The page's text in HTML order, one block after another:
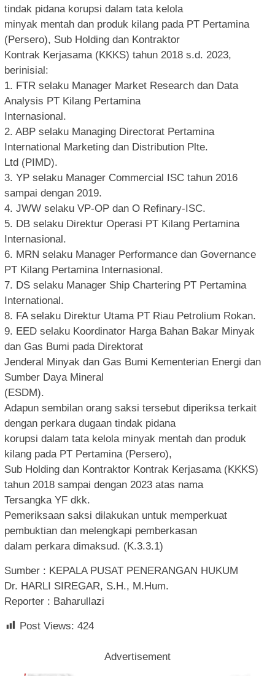
tindak pidana korupsi dalam tata kelola
minyak mentah dan produk kilang pada PT Pertamina
(Persero), Sub Holding dan Kontraktor
Kontrak Kerjasama (KKKS) tahun 2018 s.d. 2023,
berinisial:
1. FTR selaku Manager Market Research dan Data
Analysis PT Kilang Pertamina
Internasional.
2. ABP selaku Managing Directorat Pertamina
International Marketing dan Distribution Plte.
Ltd (PIMD).
3. YP selaku Manager Commercial ISC tahun 2016
sampai dengan 2019.
4. JWW selaku VP-OP dan O Refinary-ISC.
5. DB selaku Direktur Operasi PT Kilang Pertamina
Internasional.
6. MRN selaku Manager Performance dan Governance
PT Kilang Pertamina Internasional.
7. DS selaku Manager Ship Chartering PT Pertamina
International.
8. FA selaku Direktur Utama PT Riau Petrolium Rokan.
9. EED selaku Koordinator Harga Bahan Bakar Minyak
dan Gas Bumi pada Direktorat
Jenderal Minyak dan Gas Bumi Kementerian Energi dan
Sumber Daya Mineral
(ESDM).
Adapun sembilan orang saksi tersebut diperiksa terkait
dengan perkara dugaan tindak pidana
korupsi dalam tata kelola minyak mentah dan produk
kilang pada PT Pertamina (Persero),
Sub Holding dan Kontraktor Kontrak Kerjasama (KKKS)
tahun 2018 sampai dengan 2023 atas nama
Tersangka YF dkk.
Pemeriksaan saksi dilakukan untuk memperkuat
pembuktian dan melengkapi pemberkasan
dalam perkara dimaksud. (K.3.3.1)
Sumber : KEPALA PUSAT PENERANGAN HUKUM
Dr. HARLI SIREGAR, S.H., M.Hum.
Reporter : Baharullazi
Post Views: 424
Advertisement